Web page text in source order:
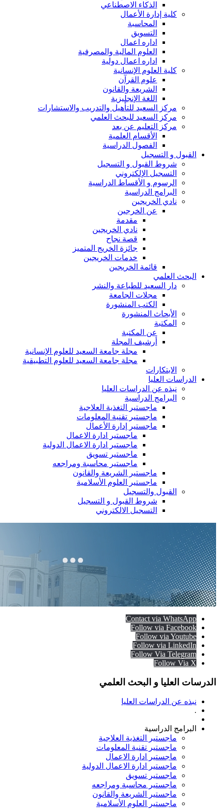
الذكاء الاصطناعي
كلية إدارة الأعمال
المحاسبة
التسويق
اداره اعمال
العلوم المالية والمصرفية
اداره اعمال دولية
كلية العلوم الإنسانية
علوم القرآن
الشريعة والقانون
اللغة الإنجليزية
مركز السعيد للتأهيل والتدريب والاستشارات
مركز السعيد للبحث العلمي
مركز التعليم عن بعد
الأقسام العلمية
الفصول الدراسية
القبول و التسجيل
شروط القبول و التسجيل
التسجيل الإلكتروني
الرسوم و الأقساط الدراسية
البرامج الدراسية
نادي الخريجين
عن الخرجين
مقدمة
نادي الخريجين
قصة نجاح
جائزة الخريج المتميز
خدمات الخريجين
قائمة الخريجين
البحث العلمي
دار السعيد للطباعة والنشر
مجلات الجامعة
الكتب المنشورة
الأبحاث المنشورة
المكتبة
عن المكتبة
أرشيف المجلة
مجلة جامعة السعيد للعلوم الإنسانية
مجلة جامعة السعيد للعلوم التطبيقية
الابتكارات
الدراسات العليا
نبذه عن الدراسات العليا
البرامج الدراسية
ماجستير التغذية العلاجية
ماجستير تقنية المعلومات
ماجستير إدارة الأعمال
ماجستير ادارة الاعمال
ماجستير ادارة الاعمال الدولية
ماجستير تسويق
ماجستير محاسبة ومراجعه
ماجستير الشريعة والقانون
ماجستير العلوم الأسلامية
القبول والتسجيل
شروط القبول و التسجيل
التسجيل الالكتروني
Contact via WhatsApp
Follow via Facebook
Follow via Youtube
Follow via LinkedIn
Follow Via Telegram
Follow Via X
الدرسات العليا و البحث العلمي
نبذه عن الدراسات العليا
.
البرامج الدراسية
ماجستير التغذية العلاجية
ماجستير تقنية المعلومات
ماجستير ادارة الاعمال
ماجستير ادارة الاعمال الدولية
ماجستير تسويق
ماجستير محاسبة ومراجعه
ماجستير الشريعة والقانون
ماجستير العلوم الأسلامية